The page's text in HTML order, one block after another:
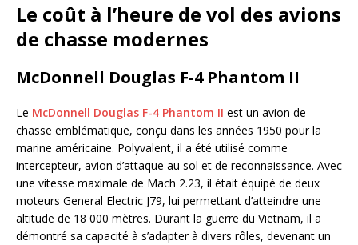
Le coût à l’heure de vol des avions
de chasse modernes
McDonnell Douglas F-4 Phantom II
Le McDonnell Douglas F-4 Phantom II est un avion de
chasse emblématique, conçu dans les années 1950 pour la
marine américaine. Polyvalent, il a été utilisé comme
intercepteur, avion d’attaque au sol et de reconnaissance. Avec
une vitesse maximale de Mach 2.23, il était équipé de deux
moteurs General Electric J79, lui permettant d’atteindre une
altitude de 18 000 mètres. Durant la guerre du Vietnam, il a
démontré sa capacité à s’adapter à divers rôles, devenant un